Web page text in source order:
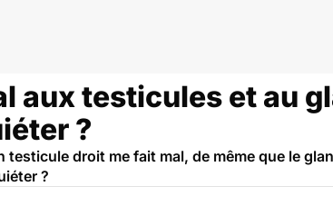
aux testicules et au
?
testicule droit me fait mal, de même que le
?